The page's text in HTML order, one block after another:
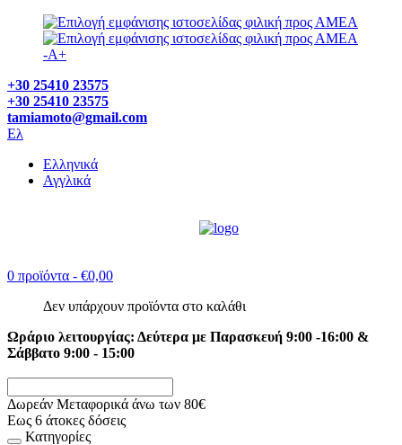
-A+
+30 25410 23575
+30 25410 23575
tamiamoto@gmail.com
Ελ
Ελληνικά
Αγγλικά
0 προϊόντα - €0,00
Δεν υπάρχουν προϊόντα στο καλάθι
Ωράριο λειτουργίας: Δεύτερα με Παρασκευή 9:00 -16:00 &
Σάββατο 9:00 - 15:00
Δωρεάν Μεταφορικά άνω των 80€
Εως 6 άτοκες δόσεις
Κατηγορίες